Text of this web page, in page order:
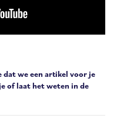
we een artikel voor je
of laat het weten in de